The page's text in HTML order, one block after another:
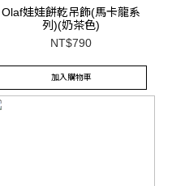
Olaf娃娃餅乾吊飾(馬卡龍系
列)(奶茶色)
NT$790
加入購物車